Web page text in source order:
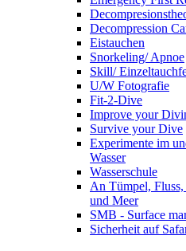
Decompression
Eistauchen
Snorkeling/ Apnoe
Skill/
U/W Fotografie
Fit-2-Dive
Improve your
Survive your Dive
Experimente im
Wasser
Wasserschule
An Tümpel,
und Meer
SMB - Surface
Sicherheit auf